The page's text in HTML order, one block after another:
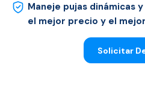
Maneje pujas dinámicas
el mejor precio y el
Solicitar